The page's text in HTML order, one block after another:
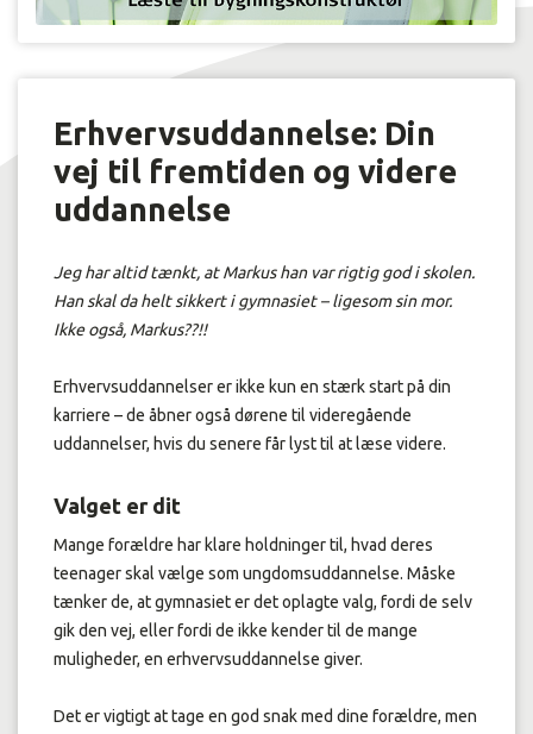
Erhvervsuddannelse: Din
vej til fremtiden og videre
uddannelse
Jeg har altid tænkt, at Markus han var rigtig god i skolen.
Han skal da helt sikkert i gymnasiet – ligesom sin mor.
Ikke også, Markus??!!
Erhvervsuddannelser er ikke kun en stærk start på din
karriere – de åbner også dørene til videregående
uddannelser, hvis du senere får lyst til at læse videre.
Valget er dit
Mange forældre har klare holdninger til, hvad deres
teenager skal vælge som ungdomsuddannelse. Måske
tænker de, at gymnasiet er det oplagte valg, fordi de selv
gik den vej, eller fordi de ikke kender til de mange
muligheder, en erhvervsuddannelse giver.
Det er vigtigt at tage en god snak med dine forældre, men